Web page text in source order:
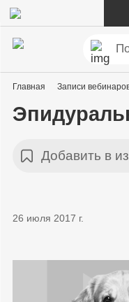
Главная Записи
Добавить в
26 июля 2017 г.